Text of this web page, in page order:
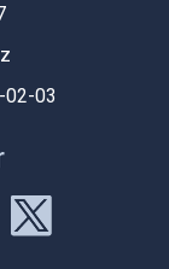
02-03